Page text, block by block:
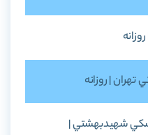
| روزانه
شهيدبهشتي |